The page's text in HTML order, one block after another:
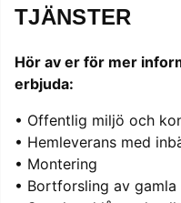
TJÄNSTER
Hör av er för mer
erbjuda:
• Offentlig miljö och
• Hemleverans med
• Montering
• Bortforsling av gamla